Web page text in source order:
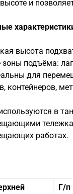
и
высота
подъёма:
для
контейнеров,
в
работах.
Г/п